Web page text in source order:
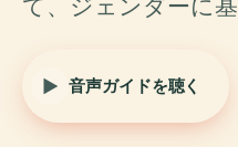
音声ガイドを聴く